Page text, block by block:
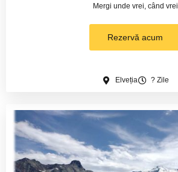
Mergi unde vrei, când vrei
Rezervă acum
Elveția ? Zile